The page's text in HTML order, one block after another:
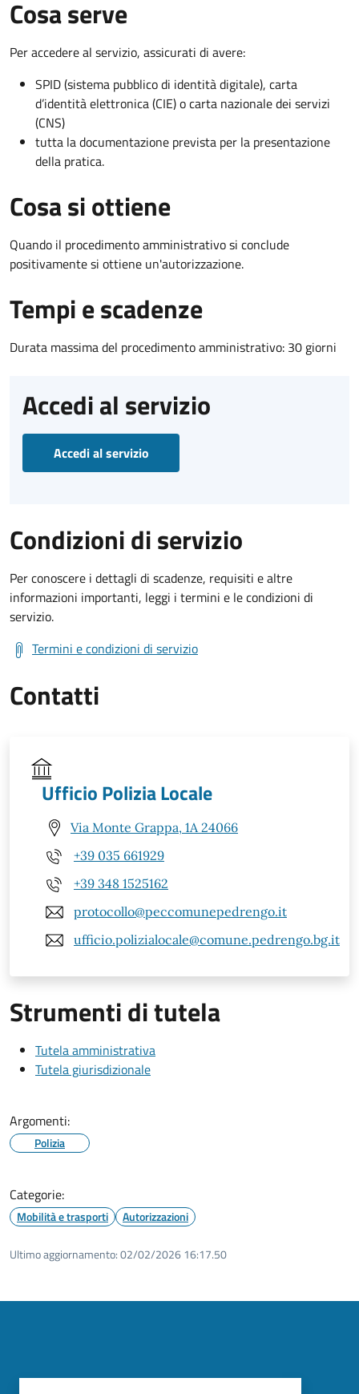
Cosa serve
Per accedere al servizio, assicurati di avere:
SPID (sistema pubblico di identità digitale), carta
d’identità elettronica (CIE) o carta nazionale dei servizi
(CNS)
tutta la documentazione prevista per la presentazione
della pratica.
Cosa si ottiene
Quando il procedimento amministrativo si conclude
positivamente si ottiene un'autorizzazione.
Tempi e scadenze
Durata massima del procedimento amministrativo: 30 giorni
Accedi al servizio
Accedi al servizio
Condizioni di servizio
Per conoscere i dettagli di scadenze, requisiti e altre
informazioni importanti, leggi i termini e le condizioni di
servizio.
Termini e condizioni di servizio
Contatti
Ufficio Polizia Locale
Via Monte Grappa, 1A 24066
+39 035 661929
+39 348 1525162
protocollo@peccomunepedrengo.it
ufficio.polizialocale@comune.pedrengo.bg.it
Strumenti di tutela
Tutela amministrativa
Tutela giurisdizionale
Argomenti:
Polizia
Categorie:
Mobilità e trasporti Autorizzazioni
Ultimo aggiornamento:02/02/2026 16:17.50